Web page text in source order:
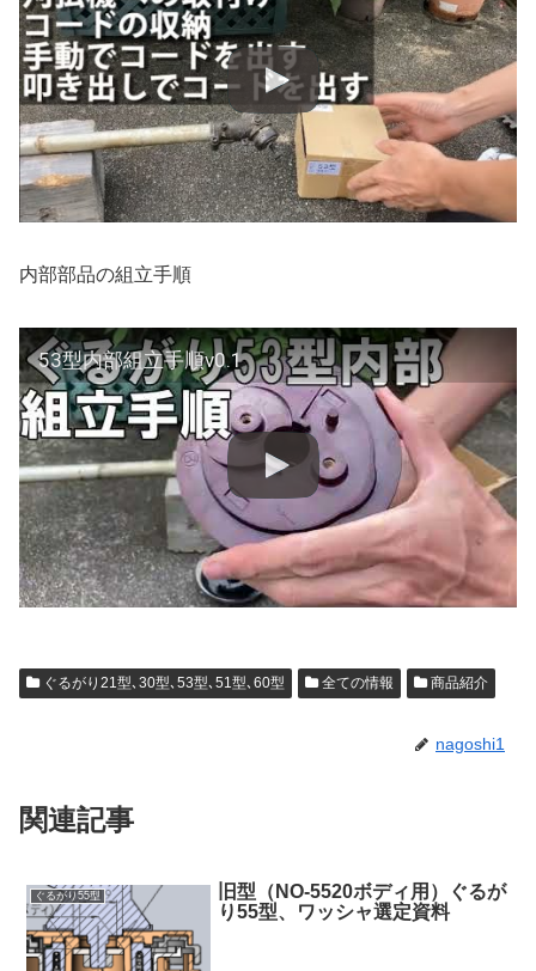
内部部品の組立手順
53型内部組立手順v0.1
ぐるがり21型､30型､53型､51型､60型 全ての情報 商品紹介
nagoshi1
関連記事
ぐるがり55型
旧型（NO-5520ボディ用）ぐるが
り55型、ワッシャ選定資料